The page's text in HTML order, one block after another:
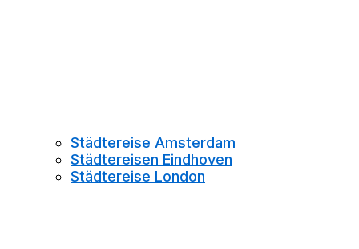
Städtereise Amsterdam
Städtereisen Eindhoven
Städtereise London